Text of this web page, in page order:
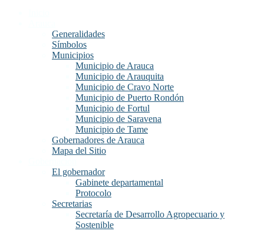
Generalidades
Símbolos
Municipios
Municipio de Arauca
Municipio de Arauquita
Municipio de Cravo Norte
Municipio de Puerto Rondón
Municipio de Fortul
Municipio de Saravena
Municipio de Tame
Gobernadores de Arauca
Mapa del Sitio
El gobernador
Gabinete departamental
Protocolo
Secretarias
Secretaría de Desarrollo Agropecuario y
Sostenible